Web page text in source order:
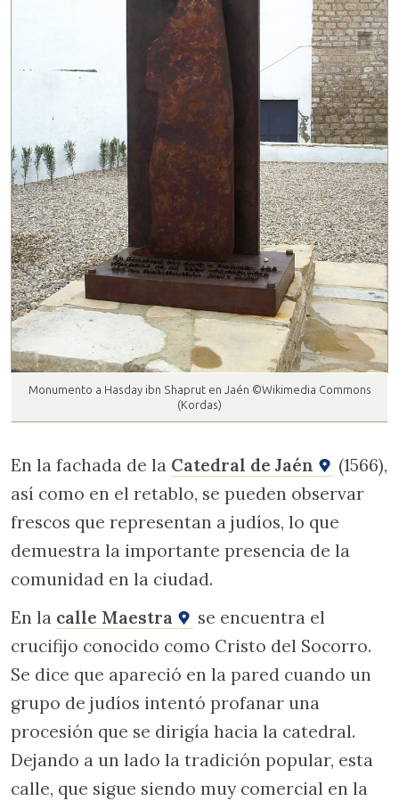
Monumento a Hasday ibn Shaprut en Jaén ©Wikimedia Commons
(Kordas)
En la fachada de la Catedral de Jaén
(1566),
así como en el retablo, se pueden observar
frescos que representan a judíos, lo que
demuestra la importante presencia de la
comunidad en la ciudad.
En la calle Maestra
se encuentra el
crucifijo conocido como Cristo del Socorro.
Se dice que apareció en la pared cuando un
grupo de judíos intentó profanar una
procesión que se dirigía hacia la catedral.
Dejando a un lado la tradición popular, esta
calle, que sigue siendo muy comercial en la